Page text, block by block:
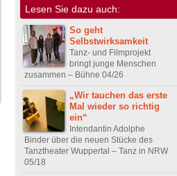
Lesen Sie dazu auch:
So geht
Selbstwirksamkeit
Tanz- und Filmprojekt
bringt junge Menschen
zusammen – Bühne 04/26
„Wir tauchen das erste
Mal wieder so richtig
ein“
Intendantin Adolphe
Binder über die neuen Stücke des
Tanztheater Wuppertal – Tanz in NRW
05/18